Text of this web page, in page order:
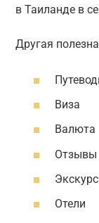
в Таиланде в
Другая
Виза
Валюта
Отзывы
Отели